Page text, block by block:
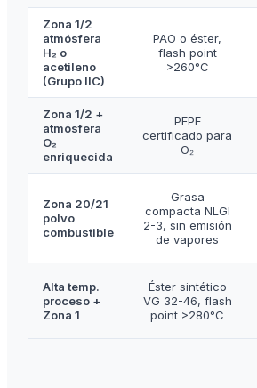
Zona 1/2
atmósfera
H₂ o
acetileno
(Grupo IIC)
PAO o éster,
flash point
>260°C
Zona 1/2 +
atmósfera
O₂
enriquecida
PFPE
certificado para
O₂
Zona 20/21
polvo
combustible
Grasa
compacta NLGI
2-3, sin emisión
de vapores
Alta temp.
proceso +
Zona 1
Éster sintético
VG 32-46, flash
point >280°C